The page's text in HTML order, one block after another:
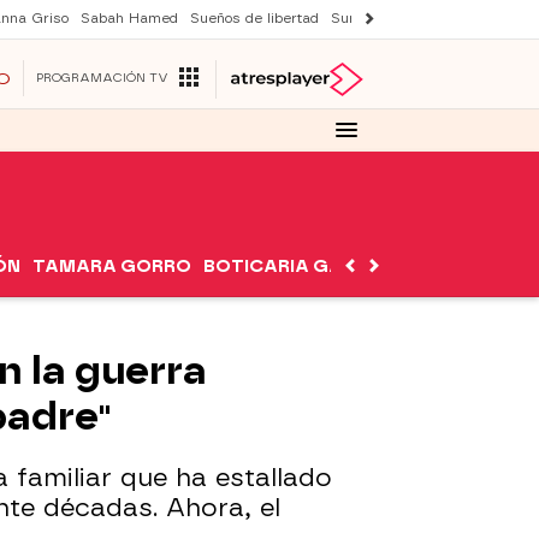
Griso Sabah Hamed Sueños de libertad Suri y Tom Cruise
PROGRAMACIÓN TV
TAMARA GORRO BOTICARIA GARCÍA
la guerra
familiar que ha estallado
décadas. Ahora, el